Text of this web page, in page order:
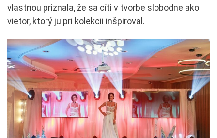
vlastnou priznala, že sa cíti v tvorbe slobodne ako
vietor, ktorý ju pri kolekcii inšpiroval.